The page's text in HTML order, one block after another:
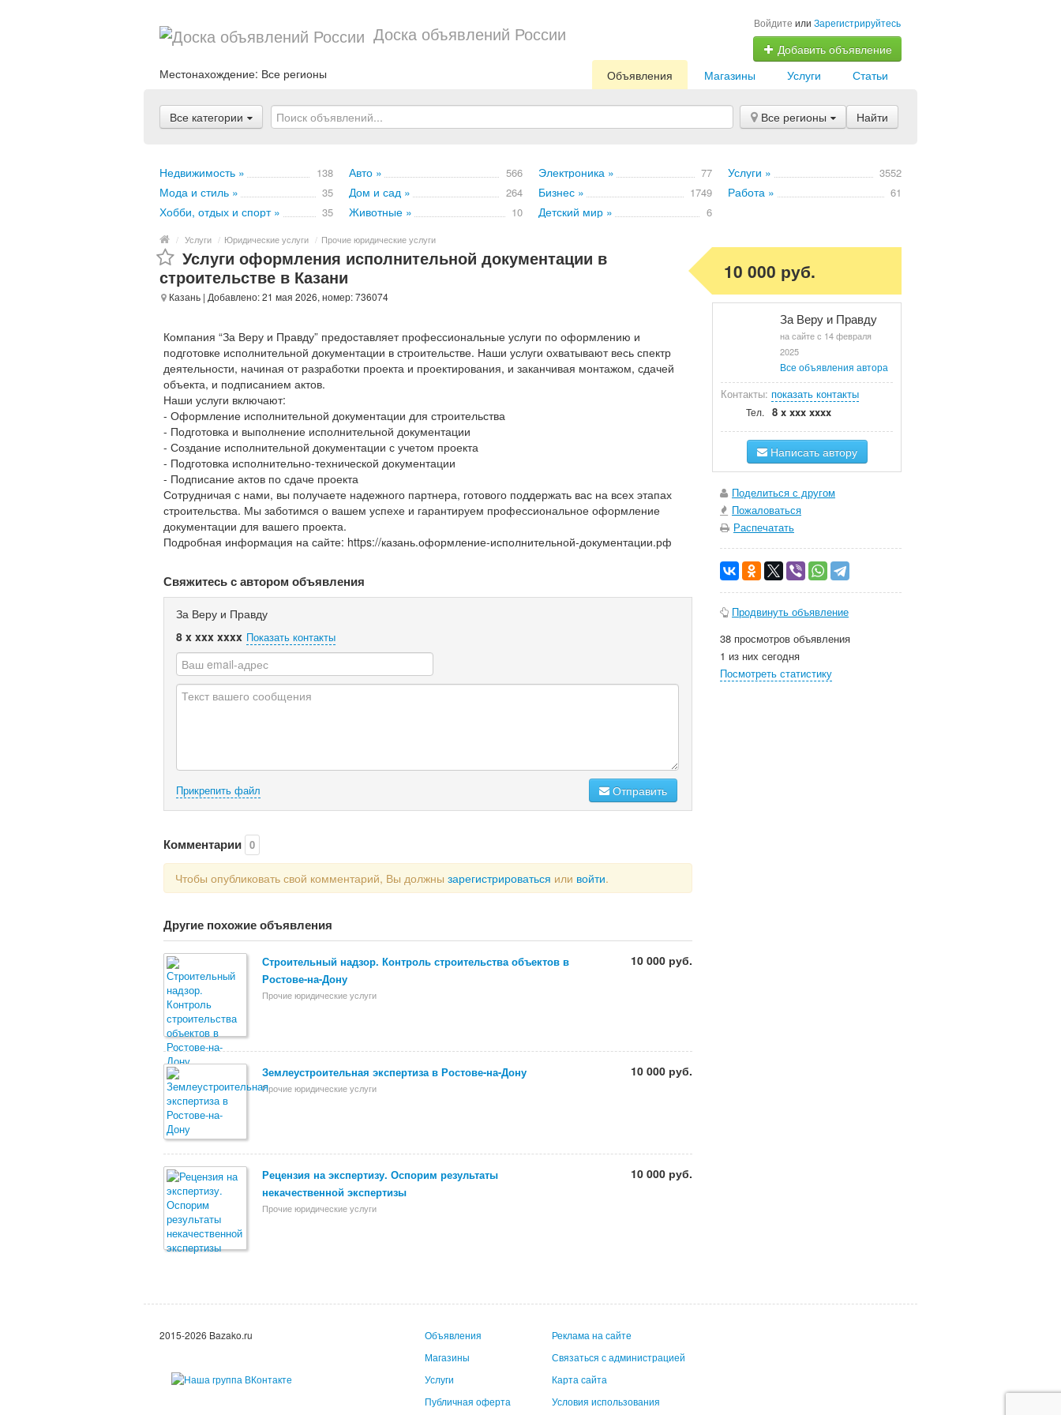
Доска объявлений России Войдите или Зарегистрируйтесь
Добавить объявление
Местонахождение: Все регионы Статьи
Услуги
Магазины
Объявления
Все категории Все регионы Найти
Недвижимость » 138 Авто » 566 Электроника » 77 Услуги » 3552
Мода и стиль » 35 Дом и сад » 264 Бизнес » 1749 Работа » 61
Хобби, отдых и спорт » 35 Животные » 10 Детский мир » 6
/ Услуги / Юридические услуги / Прочие юридические услуги
Услуги оформления исполнительной документации в
строительстве в Казани
Казань | Добавлено: 21 мая 2026, номер: 736074
Компания “За Веру и Правду” предоставляет профессиональные услуги по оформлению и
подготовке исполнительной документации в строительстве. Наши услуги охватывают весь спектр
деятельности, начиная от разработки проекта и проектирования, и заканчивая монтажом, сдачей
объекта, и подписанием актов.
Наши услуги включают:
- Оформление исполнительной документации для строительства
- Подготовка и выполнение исполнительной документации
- Создание исполнительной документации с учетом проекта
- Подготовка исполнительно-технической документации
- Подписание актов по сдаче проекта
Сотрудничая с нами, вы получаете надежного партнера, готового поддержать вас на всех этапах
строительства. Мы заботимся о вашем успехе и гарантируем профессиональное оформление
документации для вашего проекта.
Подробная информация на сайте: https://казань.оформление-исполнительной-документации.рф
Свяжитесь с автором объявления
За Веру и Правду
8 x xxx xxxx Показать контакты
Прикрепить файл Отправить
Комментарии 0
Чтобы опубликовать свой комментарий, Вы должны зарегистрироваться или войти.
Другие похожие объявления
Строительный надзор. Контроль строительства объектов в
Ростове-на-Дону
Прочие юридические услуги
10 000 руб.
Землеустроительная экспертиза в Ростове-на-Дону
Прочие юридические услуги
10 000 руб.
Рецензия на экспертизу. Оспорим результаты
некачественной экспертизы
Прочие юридические услуги
10 000 руб.
10 000 руб.
За Веру и Правду
на сайте с 14 февраля
2025
Все объявления автора
Контакты: показать контакты
Тел. 8 x xxx xxxx
Написать автору
Поделиться с другом
Пожаловаться
Распечатать
Продвинуть объявление
38 просмотров объявления
1 из них сегодня
Посмотреть статистику
2015-2026 Bazako.ru
Объявления
Магазины
Услуги
Публичная оферта
Реклама на сайте
Связаться с администрацией
Карта сайта
Условия использования